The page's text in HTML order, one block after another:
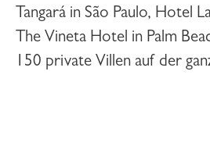
Tangará in São Paulo, Hotel
The Vineta Hotel in Palm
150 private Villen auf der